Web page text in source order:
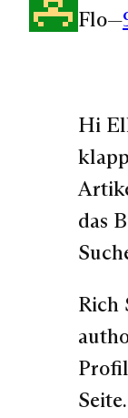
Flo—
Hi
das
Rich